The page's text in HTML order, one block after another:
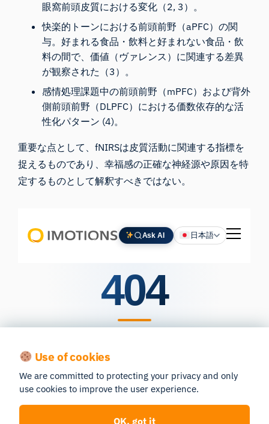
眼窩前頭皮質における変化（2, 3）。
快楽的トーンにおける前頭前野（aPFC）の関
与。好まれる食品・飲料と好まれない食品・飲
料の間で、価値（ヴァレンス）に関連する差異
が観察された（3）。
感情処理課題中の前頭前野（mPFC）および背外
側前頭前野（DLPFC）における価数依存的な活
性化パターン (4)。
重要な点として、fNIRSは皮質活動に関連する指標を
捉えるものであり、幸福感の正確な神経源や原因を特
定するものとして解釈すべきではない。
Use of cookies
We are committed to protecting your privacy and only
use cookies to improve the user experience.
OK, got it